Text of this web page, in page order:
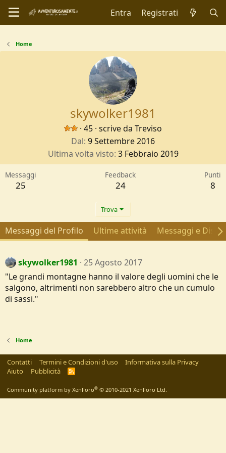
Entra Registrati
Home
skywolker1981
· 45 · scrive da Treviso
Dal 9 Settembre 2016
Ultima volta visto 3 Febbraio 2019
Messaggi
25
Feedback
24
Punti
8
Trova
Messaggi del Profilo Ultime attività Messaggi e
skywolker1981
25 Agosto 2017
"Le grandi montagne hanno il valore degli uomini che le
salgono, altrimenti non sarebbero altro che un cumulo
di sassi."
Home
Contatti Termini e Condizioni d'uso
Informativa sulla Privacy
Aiuto
Pubblicità
R
Community platform by XenForo® © 2010-2021 XenForo Ltd.